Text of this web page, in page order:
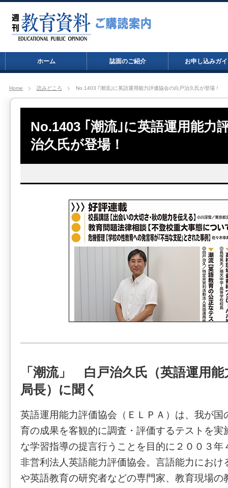
ホーム 誌面のご紹介 お申し込みガ
Home 読みどころ No.1403 ｢潮流｣に英語運用能力評価協会の白戸治久氏が登場！
No.1403 ｢潮流｣に英語運用能力
治久氏が登場！
「潮流」 白戸治久氏（英語運用能
局長）に聞く
英語運用能力評価協会（ＥＬＰＡ）は、我が国
育の成果を客観的に調査・評価するテストを実
な学習指導の提言行うことを目的に２００３年
非営利法人英語能力評価協会。言語能力におけ
や英語教育の研究者などの専門家、教育現場の